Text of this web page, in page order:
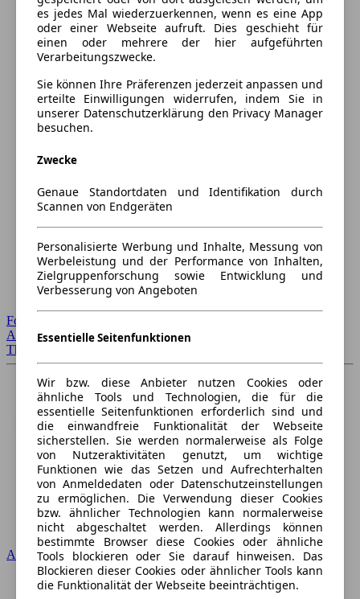
Forum Startseite
Alle Auto-Foren
Themen-Forum
Audi
es jedes Mal wiederzuerkennen, wenn es eine App
oder einer Webseite aufruft. Dies geschieht für
einen oder mehrere der hier aufgeführten
Verarbeitungszwecke.
Sie können Ihre Präferenzen jederzeit anpassen und
erteilte Einwilligungen widerrufen, indem Sie in
unserer Datenschutzerklärung den Privacy Manager
besuchen.
Zwecke
Genaue Standortdaten und Identifikation durch
Scannen von Endgeräten
Personalisierte Werbung und Inhalte, Messung von
Werbeleistung und der Performance von Inhalten,
Zielgruppenforschung sowie Entwicklung und
Verbesserung von Angeboten
Essentielle Seitenfunktionen
Wir bzw. diese Anbieter nutzen Cookies oder
ähnliche Tools und Technologien, die für die
essentielle Seitenfunktionen erforderlich sind und
die einwandfreie Funktionalität der Webseite
sicherstellen. Sie werden normalerweise als Folge
von Nutzeraktivitäten genutzt, um wichtige
Funktionen wie das Setzen und Aufrechterhalten
von Anmeldedaten oder Datenschutzeinstellungen
zu ermöglichen. Die Verwendung dieser Cookies
bzw. ähnlicher Technologien kann normalerweise
nicht abgeschaltet werden. Allerdings können
bestimmte Browser diese Cookies oder ähnliche
Tools blockieren oder Sie darauf hinweisen. Das
Blockieren dieser Cookies oder ähnlicher Tools kann
die Funktionalität der Webseite beeinträchtigen.